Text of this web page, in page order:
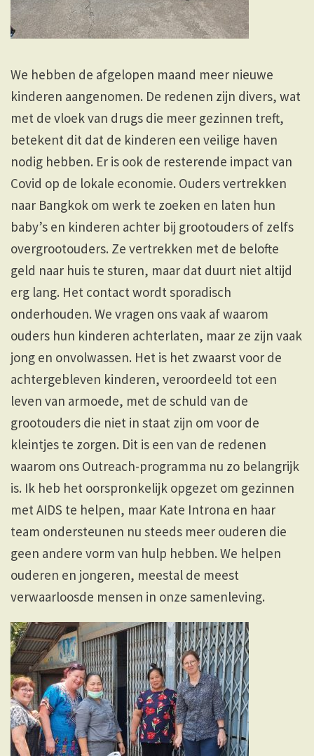
We hebben de afgelopen maand meer nieuwe
kinderen aangenomen. De redenen zijn divers, wat
met de vloek van drugs die meer gezinnen treft,
betekent dit dat de kinderen een veilige haven
nodig hebben. Er is ook de resterende impact van
Covid op de lokale economie. Ouders vertrekken
naar Bangkok om werk te zoeken en laten hun
baby’s en kinderen achter bij grootouders of zelfs
overgrootouders. Ze vertrekken met de belofte
geld naar huis te sturen, maar dat duurt niet altijd
erg lang. Het contact wordt sporadisch
onderhouden. We vragen ons vaak af waarom
ouders hun kinderen achterlaten, maar ze zijn vaak
jong en onvolwassen. Het is het zwaarst voor de
achtergebleven kinderen, veroordeeld tot een
leven van armoede, met de schuld van de
grootouders die niet in staat zijn om voor de
kleintjes te zorgen. Dit is een van de redenen
waarom ons Outreach-programma nu zo belangrijk
is. Ik heb het oorspronkelijk opgezet om gezinnen
met AIDS te helpen, maar Kate Introna en haar
team ondersteunen nu steeds meer ouderen die
geen andere vorm van hulp hebben. We helpen
ouderen en jongeren, meestal de meest
verwaarloosde mensen in onze samenleving.